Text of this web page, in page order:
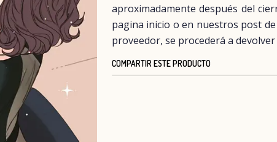
aproximadamente después del
pagina inicio o en nuestros post
proveedor, se procederá a
COMPARTIR ESTE PRODUCTO